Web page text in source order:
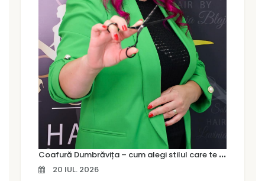
C
oafură Dumbrăvița – cum alegi stilul care te pune cu adevărat în valoare
20 IUL. 2026